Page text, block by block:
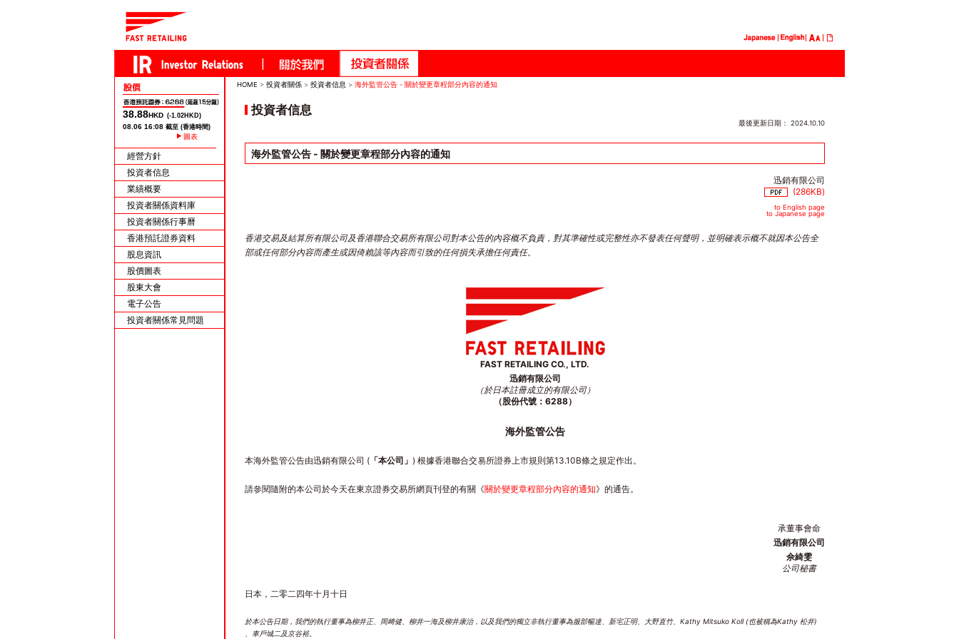
圖表
經營方針
投資者信息
業績概要
投資者關係資料庫
投資者關係行事曆
香港預託證券資料
股息資訊
股價圖表
股東大會
電子公告
投資者關係常見問題
HOME > 投資者關係 > 投資者信息 > 海外監管公告 - 關於變更章程部分內容的通知
投資者信息
最後更新日期： 2024.10.10
海外監管公告 - 關於變更章程部分內容的通知
迅銷有限公司
(286KB)
to English page
to Japanese page
香港交易及結算所有限公司及香港聯合交易所有限公司對本公告的內容概不負責，對其準確性或完整性亦不發表任何聲明，並明確表示概不就因本公告全
部或任何部分內容而產生或因倚賴該等內容而引致的任何損失承擔任何責任。
FAST RETAILING CO., LTD.
迅銷有限公司
（於日本註冊成立的有限公司）
（股份代號：6288）
海外監管公告
本海外監管公告由迅銷有限公司 ( 「本公司」 ) 根據香港聯合交易所證券上市規則第13.10B條之規定作出。
請參閱隨附的本公司於今天在東京證券交易所網頁刊登的有關《關於變更章程部分內容的通知》的通告。
承董事會命
迅銷有限公司
佘綺雯
公司秘書
日本，二零二四年十月十日
於本公告日期，我們的執行董事為柳井正、岡﨑健、柳井一海及柳井康治，以及我們的獨立非執行董事為服部暢達、新宅正明、大野直竹、Kathy Mitsuko Koll (也被稱為Kathy 松井)
、車戶城二及京谷裕。